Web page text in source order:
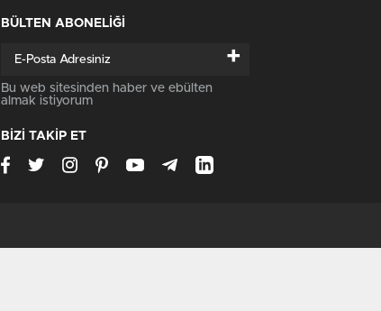
BÜLTEN ABONELİĞİ
+
Bu web sitesinden haber ve ebülten
almak istiyorum
BİZİ TAKİP ET